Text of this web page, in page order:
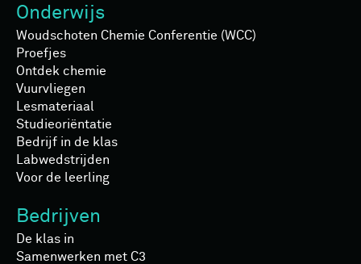
Onderwijs
Woudschoten Chemie Conferentie (WCC)
Proefjes
Ontdek chemie
Vuurvliegen
Lesmateriaal
Studieoriëntatie
Bedrijf in de klas
Labwedstrijden
Voor de leerling
Bedrijven
De klas in
Samenwerken met C3